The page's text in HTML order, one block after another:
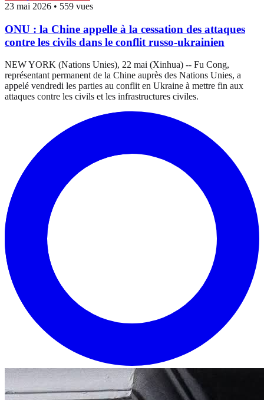
23 mai 2026 • 559 vues
ONU : la Chine appelle à la cessation des attaques
contre les civils dans le conflit russo-ukrainien
NEW YORK (Nations Unies), 22 mai (Xinhua) -- Fu Cong,
représentant permanent de la Chine auprès des Nations Unies, a
appelé vendredi les parties au conflit en Ukraine à mettre fin aux
attaques contre les civils et les infrastructures civiles.